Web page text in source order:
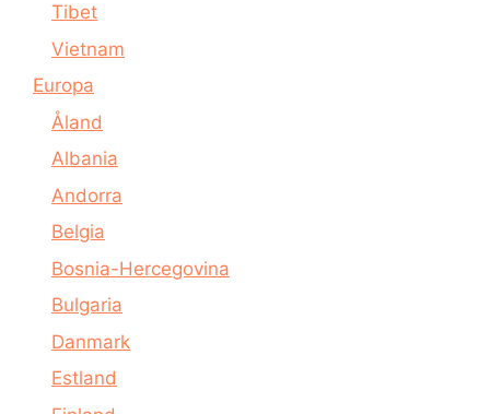
Tibet
Vietnam
Europa
Åland
Albania
Andorra
Belgia
Bosnia-Hercegovina
Bulgaria
Danmark
Estland